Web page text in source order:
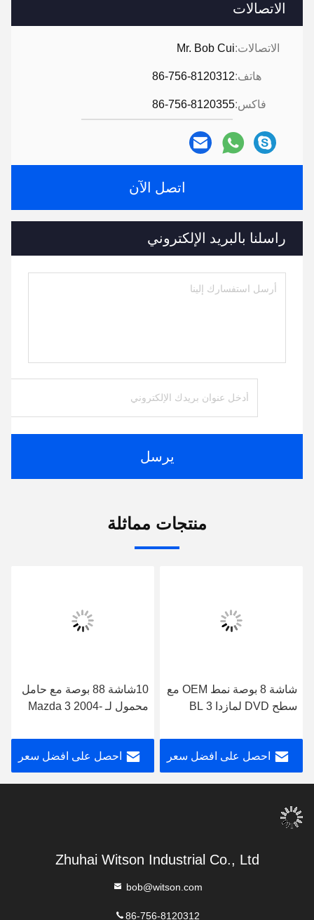
الاتصالات
الاتصالات:Mr. Bob Cui
هاتف:86-756-8120312
فاكس:86-756-8120355
اتصل الآن
راسلنا بالبريد الإلكتروني
يرسل
منتجات مماثلة
شاشة 8 بوصة نمط OEM مع
سطح DVD لمازدا 3 BL
للسيارات DVD GPS متعددة
الوسائط ستيريو
احصل على افضل سعر
10شاشة 88 بوصة مع حامل
محمول لـ Mazda 3 2004-
المتعددة
احصل على افضل سعر
Zhuhai Witson Industrial Co., Ltd
bob@witson.com
86-756-8120312